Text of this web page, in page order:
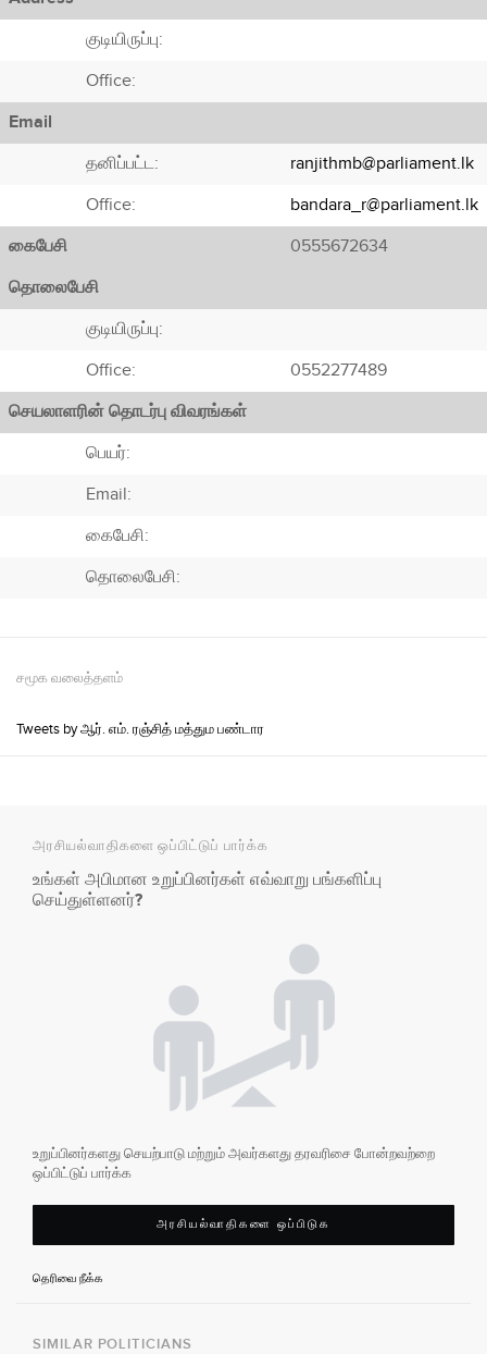
குடியிருப்பு:
Office:
Email
தனிப்பட்ட:
ranjithmb@parliament.lk
Office:
bandara_r@parliament.lk
கைபேசி
0555672634
தொலைபேசி
குடியிருப்பு:
Office:
0552277489
செயலாளரின் தொடர்பு விவரங்கள்
பெயர்:
Email:
கைபேசி:
தொலைபேசி:
சமூக வலைத்தளம்
Tweets by ஆர். எம். ரஞ்சித் மத்தும பண்டார
அரசியல்வாதிகளை ஒப்பிட்டுப் பார்க்க
உங்கள் அபிமான உறுப்பினர்கள் எவ்வாறு பங்களிப்பு
செய்துள்ளனர்?
உறுப்பினர்களது செயற்பாடு மற்றும் அவர்களது தரவரிசை போன்றவற்றை
ஒப்பிட்டுப் பார்க்க
அரசியல்வாதிகளை ஒப்பிடுக
தெரிவை நீக்க
SIMILAR POLITICIANS